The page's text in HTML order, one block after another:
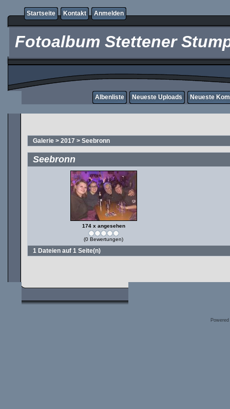
Startseite Kontakt Anmelden
Fotoalbum Stettener
Albenliste Neueste Uploads Neueste
Galerie > 2017 > Seebronn
Seebronn
174 x angesehen
(0 Bewertungen)
1 Dateien auf 1 Seite(n)